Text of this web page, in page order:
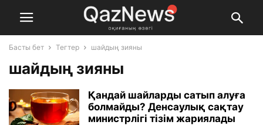
Басты бет Тегтер шайдың зияны
шайдың зияны
Қандай шайларды сатып алуға
болмайды? Денсаулық сақтау
министрлігі тізім жариялады